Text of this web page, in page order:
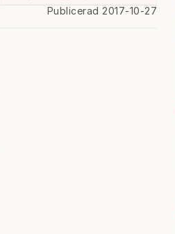
Publicerad 2017-10-27